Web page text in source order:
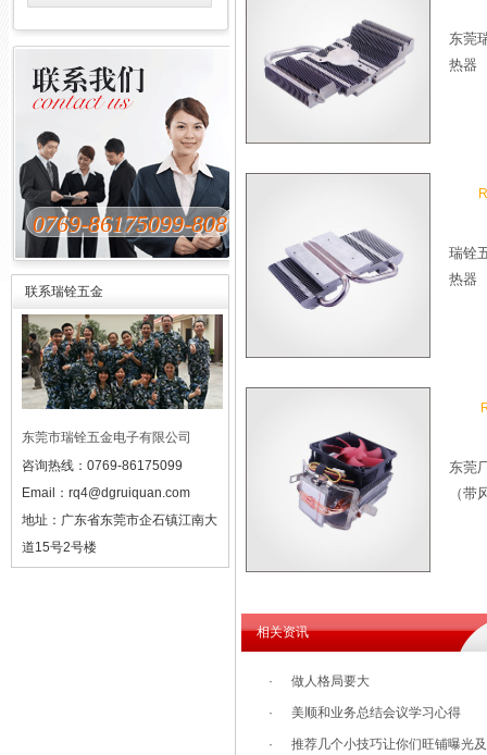
0769-86175099-808
联系瑞铨五金
东莞市瑞铨五金电子有限公司
咨询热线：0769-86175099
Email： rq4@dgruiquan.com
地址： 广东省东莞市企石镇江南大
道15号2号楼
东莞
热器
瑞铨
热器
东莞
（带
相关资讯
· 做人格局要大
· 美顺和业务总结会议学习心得
· 推荐几个小技巧让你们旺铺曝光